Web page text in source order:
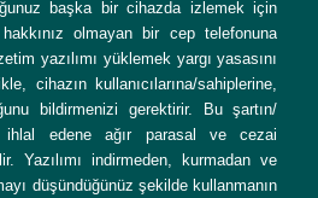
başka bir cihazda izlemek için
olmayan bir cep telefonuna
yazılımı yüklemek yargı yasasını
cihazın kullanıcılarına/sahiplerine,
bildirmenizi gerektirir. Bu şartın/
ihlal edene ağır parasal ve cezai
Yazılımı indirmeden, kurmadan ve
düşündüğünüz şekilde kullanmanın